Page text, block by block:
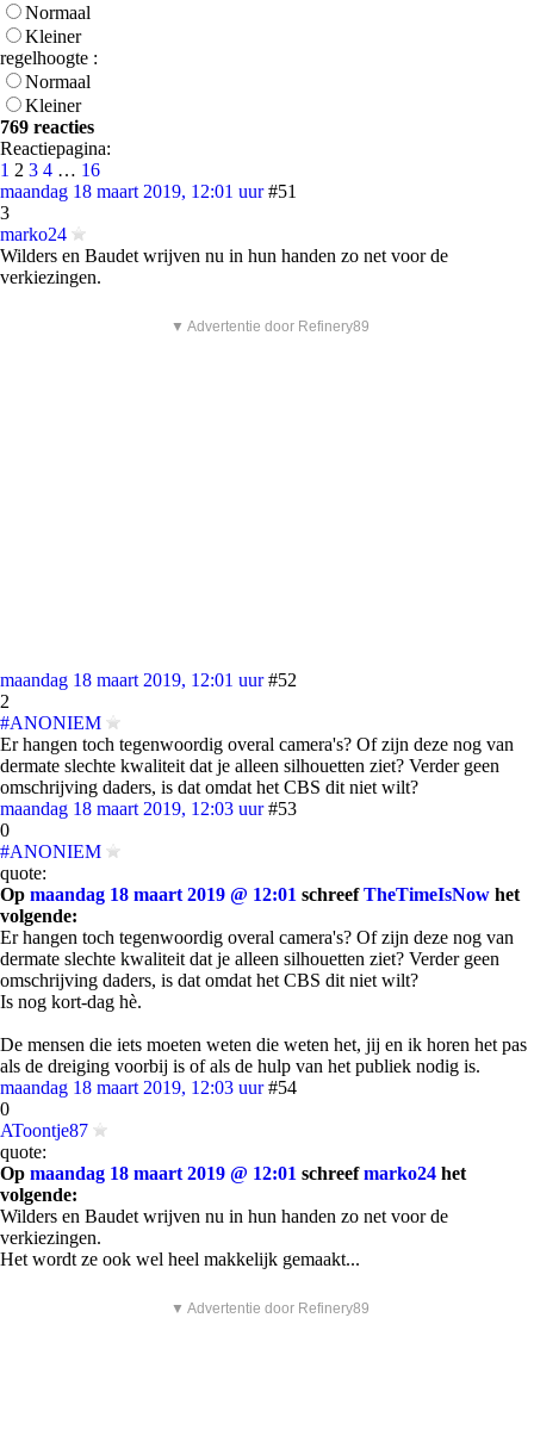
Normaal
Kleiner
regelhoogte :
Normaal
Kleiner
769 reacties
Reactiepagina:
1 2 3 4 … 16
maandag 18 maart 2019, 12:01 uur #51
3
marko24
Wilders en Baudet wrijven nu in hun handen zo net voor de
verkiezingen.
▼ Advertentie door Refinery89
maandag 18 maart 2019, 12:01 uur #52
2
#ANONIEM
Er hangen toch tegenwoordig overal camera's? Of zijn deze nog van
dermate slechte kwaliteit dat je alleen silhouetten ziet? Verder geen
omschrijving daders, is dat omdat het CBS dit niet wilt?
maandag 18 maart 2019, 12:03 uur #53
0
#ANONIEM
quote:
Op maandag 18 maart 2019 @ 12:01 schreefTheTimeIsNow het
volgende:
Er hangen toch tegenwoordig overal camera's? Of zijn deze nog van
dermate slechte kwaliteit dat je alleen silhouetten ziet? Verder geen
omschrijving daders, is dat omdat het CBS dit niet wilt?
Is nog kort-dag hè.
De mensen die iets moeten weten die weten het, jij en ik horen het pas
als de dreiging voorbij is of als de hulp van het publiek nodig is.
maandag 18 maart 2019, 12:03 uur #54
0
AToontje87
quote:
Op maandag 18 maart 2019 @ 12:01 schreefmarko24 het
volgende:
Wilders en Baudet wrijven nu in hun handen zo net voor de
verkiezingen.
Het wordt ze ook wel heel makkelijk gemaakt...
▼ Advertentie door Refinery89